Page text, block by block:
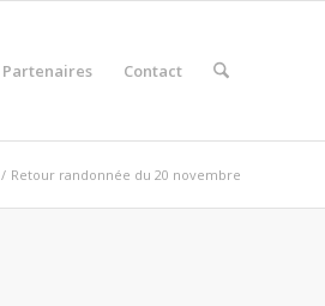
Partenaires Contact
/ Retour randonnée du 20 novembre